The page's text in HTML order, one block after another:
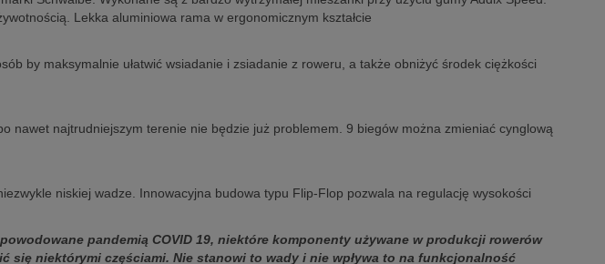
Lekka aluminiowa rama w ergonomicznym kształcie
by maksymalnie ułatwić wsiadanie i zsiadanie z roweru, a także obniżyć środek ciężkości
nawet najtrudniejszym terenie nie będzie już problemem. 9 biegów można zmieniać cynglową
niskiej wadze. Innowacyjna budowa typu Flip-Flop pozwala na regulację wysokości
pandemią COVID 19, niektóre komponenty używane w produkcji rowerów
się niektórymi częściami. Nie stanowi to wady i nie wpływa to na funkcjonalność